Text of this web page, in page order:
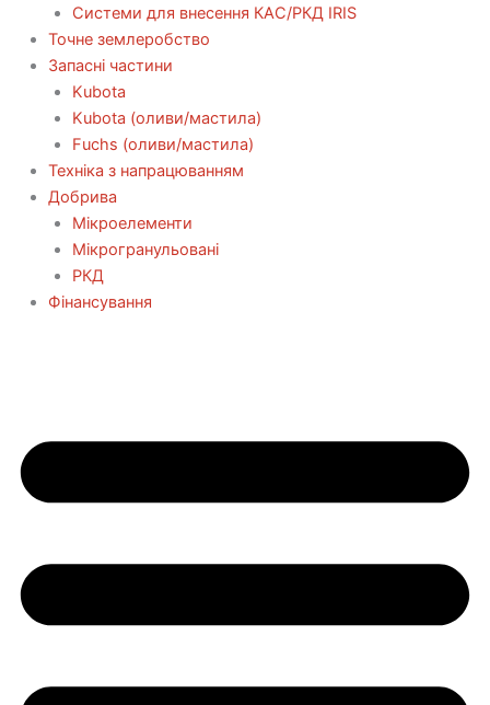
Системи для внесення КАС/РКД IRIS
Точне землеробство
Запасні частини
Kubota
Kubota (оливи/мастила)
Fuchs (оливи/мастила)
Техніка з напрацюванням
Добрива
Мікроелементи
Мікрогранульовані
РКД
Фінансування